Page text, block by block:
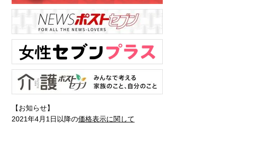
【お知らせ】
2021年4月1日以降の価格表示に関して